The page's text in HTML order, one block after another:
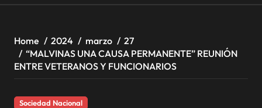
Home 2024 marzo
27
“MALVINAS UNA CAUSA PERMANENTE” REUNIÓN
ENTRE VETERANOS Y FUNCIONARIOS
Sociedad Nacional